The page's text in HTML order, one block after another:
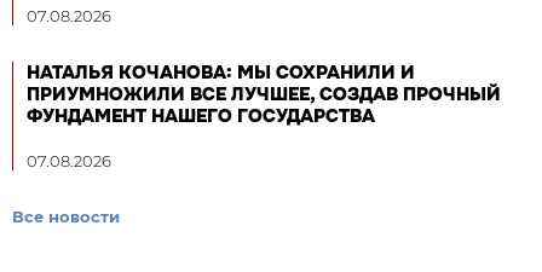
07.08.2026
НАТАЛЬЯ КОЧАНОВА: МЫ СОХРАНИЛИ И
ПРИУМНОЖИЛИ ВСЕ ЛУЧШЕЕ, СОЗДАВ ПРОЧНЫЙ
ФУНДАМЕНТ НАШЕГО ГОСУДАРСТВА
07.08.2026
Все новости